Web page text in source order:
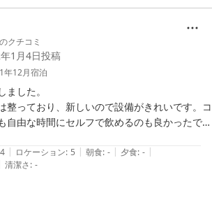
クチコミ
1月4日投稿
年12月宿泊
した。
整っており、新しいので設備がきれいです。コ
自由な時間にセルフで飲めるのも良かったで
近に観れるので、日の出の時間に温かいコーヒ
山を拝みました。寒かったけどサイコーでし
が気になりますが、そこ以外は良かったです。
4 | ロケーション: 5 | 朝食: - | 夕食: - |
清潔さ: -